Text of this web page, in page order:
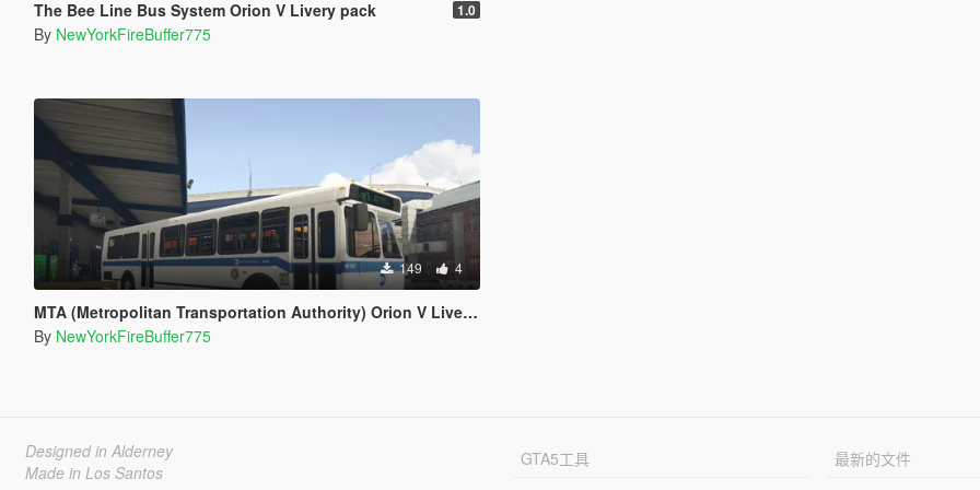
The Bee Line Bus System Orion V Livery pack 1.0
By NewYorkFireBuffer775
149 4
MTA (Metropolitan Transportation Authority) Orion V Livery Pack
By NewYorkFireBuffer775
Designed in Alderney
Made in Los Santos
GTA5工具
最新的文件